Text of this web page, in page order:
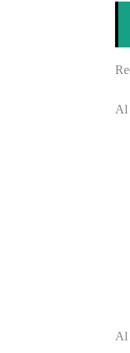
Al
Al